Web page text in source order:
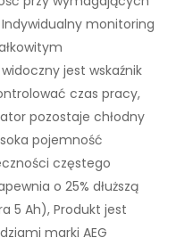
monitoring
jest wskaźnik
czas pracy,
pozostaje chłodny
pojemność
częstego
o 25% dłuższą
5 Ah), Produkt jest
marki AEG